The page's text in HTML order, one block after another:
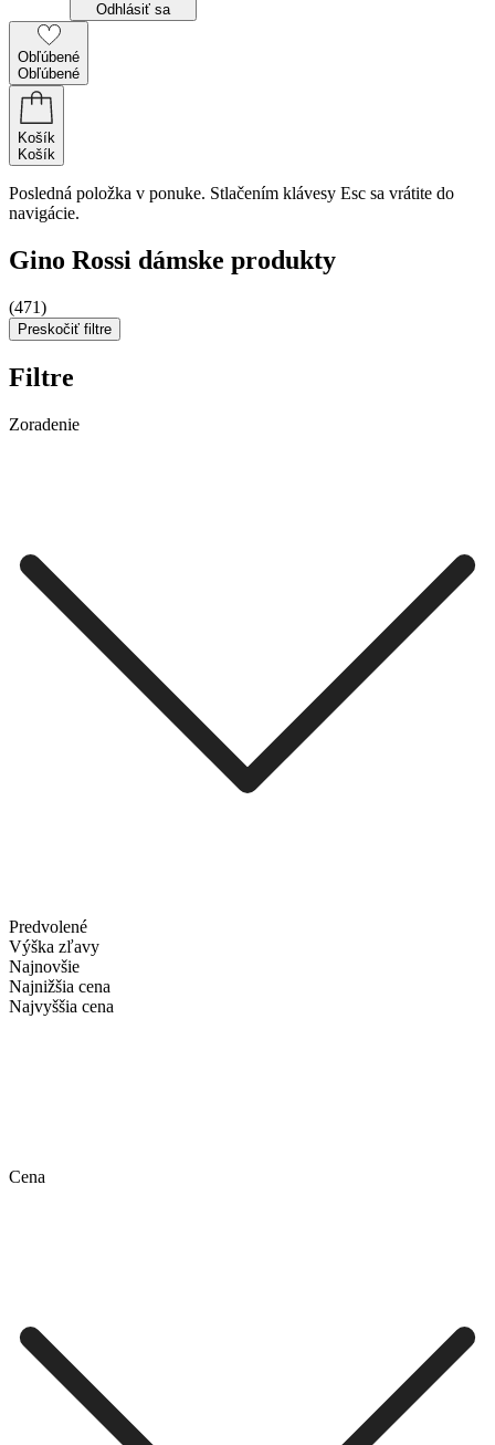
Odhlásiť sa
Obľúbené
Obľúbené
Košík
Košík
Posledná položka v ponuke. Stlačením klávesy Esc sa vrátite do
navigácie.
Gino Rossi dámske produkty
(471)
Preskočiť filtre
Filtre
Zoradenie
Predvolené
Výška zľavy
Najnovšie
Najnižšia cena
Najvyššia cena
Cena